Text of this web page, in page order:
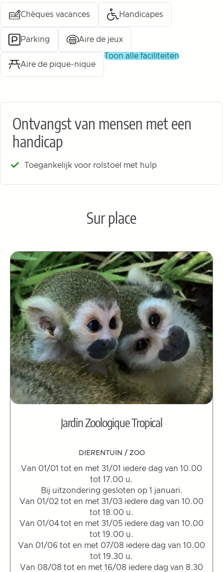
Chèques vacances Handicapes
Parking Aire de jeux
Aire de pique-nique
toon alle faciliteiten
Ontvangst van mensen met een
handicap
Toegankelijk voor rolstoel met hulp
Sur place
Jardin Zoologique Tropical
DIERENTUIN / ZOO
Van 01/01 tot en met 31/01 iedere dag van 10.00
tot 17.00 u.
Bij uitzondering gesloten op 1 januari.
Van 01/02 tot en met 31/03 iedere dag van 10.00
tot 18.00 u.
Van 01/04 tot en met 31/05 iedere dag van 10.00
tot 19.00 u.
Van 01/06 tot en met 07/08 iedere dag van 10.00
tot 19.30 u.
Van 08/08 tot en met 16/08 iedere dag van 8.30